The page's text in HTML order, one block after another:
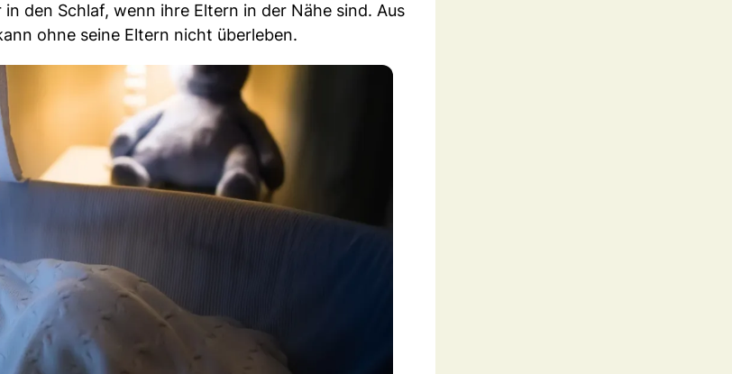
den Schlaf, wenn ihre Eltern in der Nähe sind. Aus
ohne seine Eltern nicht überleben.